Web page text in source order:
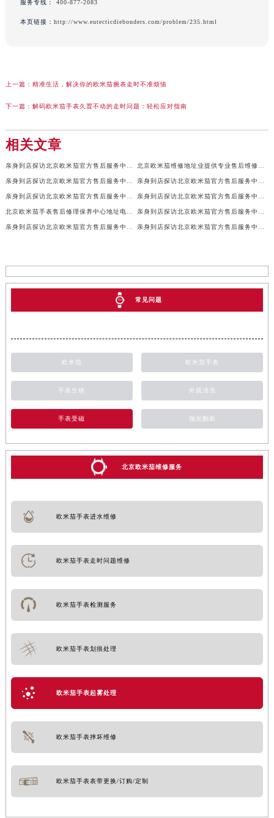
服务专线： 400-877-2083
本页链接： http://www.eutecticdiebonders.com/problem/235.html
上一篇： 精准生活，解决你的欧米茄腕表走时不准烦恼
下一篇： 解码欧米茄手表久置不动的走时问题：轻松应对指南
相关文章
常见问题
欧米茄 欧米茄手表
手表生锈 外观清洗
手表受磁 抛光翻新
北京欧米茄维修服务
欧米茄手表进水维修
欧米茄手表走时问题维修
欧米茄手表检测服务
欧米茄手表划痕处理
欧米茄手表起雾处理
欧米茄手表摔坏维修
欧米茄手表表带更换/订购/定制